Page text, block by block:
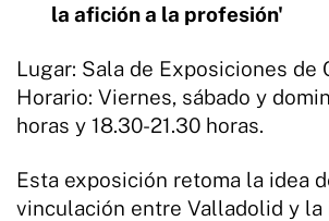
la afición a la profesión'
Lugar: Sala de Exposiciones de
Horario: Viernes, sábado y
horas y 18.30-21.30 horas.
Esta exposición retoma la idea
vinculación entre Valladolid y la